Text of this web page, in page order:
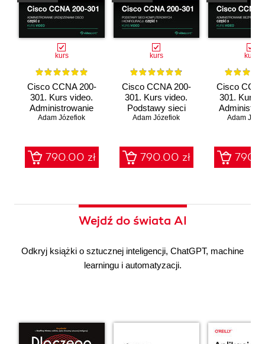
kurs
Cisco CCNA 200-
301. Kurs video.
Administrowanie
urządzeniami Cisco
Adam Józefiok
790.00 zł
kurs
Cisco CCNA 200-
301. Kurs video.
Podstawy sieci
komputerowych i
Adam Józefiok
790.00 zł
kurs
Cisco
301. Kurs
Adam
Wejdź do świata AI
Odkryj książki o sztucznej inteligencji, ChatGPT, machine
learningu i automatyzacji.